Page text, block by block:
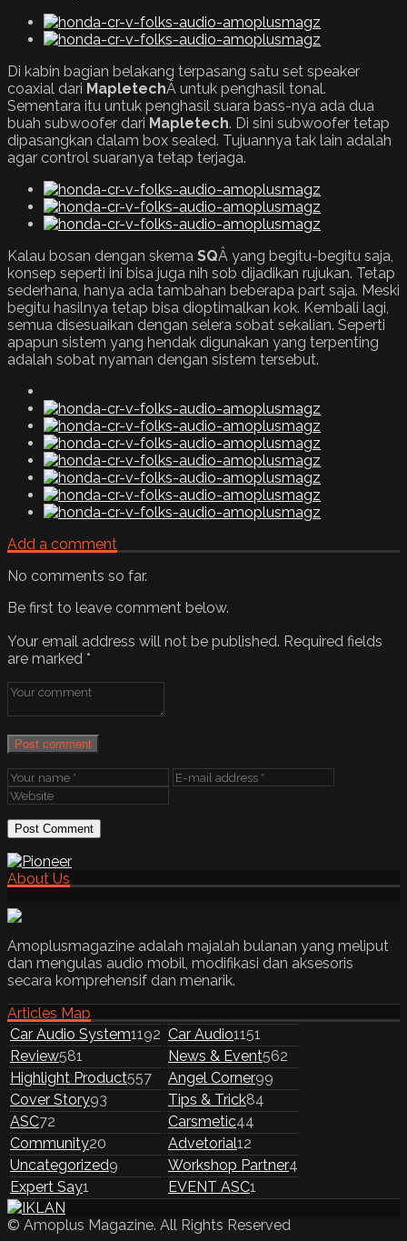
Di kabin bagian belakang terpasang satu set speaker
coaxial dari MapletechÂ untuk penghasil tonal.
Sementara itu untuk penghasil suara bass-nya ada dua
buah subwoofer dari Mapletech. Di sini subwoofer tetap
dipasangkan dalam box sealed. Tujuannya tak lain adalah
agar control suaranya tetap terjaga.
Kalau bosan dengan skema SQÂ yang begitu-begitu saja,
konsep seperti ini bisa juga nih sob dijadikan rujukan. Tetap
sederhana, hanya ada tambahan beberapa part saja. Meski
begitu hasilnya tetap bisa dioptimalkan kok. Kembali lagi,
semua disesuaikan dengan selera sobat sekalian. Seperti
apapun sistem yang hendak digunakan yang terpenting
adalah sobat nyaman dengan sistem tersebut.
Add a comment
No comments so far.
Be first to leave comment below.
Your email address will not be published. Required fields
are marked *
Post comment
About Us
Amoplusmagazine adalah majalah bulanan yang meliput
dan mengulas audio mobil, modifikasi dan aksesoris
secara komprehensif dan menarik.
Articles Map
Car Audio System1192 Car Audio1151
Review581 News & Event562
Highlight Product557 Angel Corner99
Cover Story93 Tips & Trick84
ASC72 Carsmetic44
Community20 Advetorial12
Uncategorized9 Workshop Partner4
Expert Say1 EVENT ASC1
© Amoplus Magazine. All Rights Reserved